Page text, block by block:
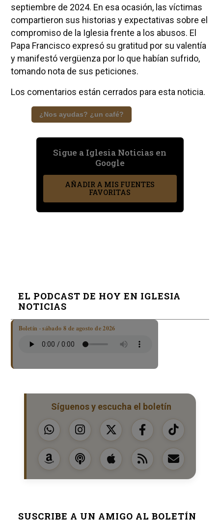
septiembre de 2024. En esa ocasión, las víctimas
compartieron sus historias y expectativas sobre el
compromiso de la Iglesia frente a los abusos. El
Papa Francisco expresó su gratitud por su valentía
y manifestó vergüenza por lo que habían sufrido,
tomando nota de sus peticiones.
Los comentarios están cerrados para esta noticia.
¿Nos ayudas? ¿un café?
Sigue a Iglesia Noticias en
Google
AÑADIR A MIS FUENTES
FAVORITAS
EL PODCAST DE HOY EN IGLESIA
NOTICIAS
Boletín · sábado 8 de agosto de 2026
Síguenos y escucha el boletín
SUSCRIBE A UN AMIGO AL BOLETÍN